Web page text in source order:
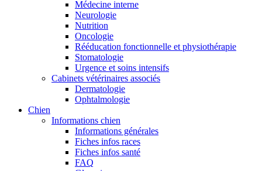
Médecine interne
Neurologie
Nutrition
Oncologie
Rééducation fonctionnelle et physiothérapie
Stomatologie
Urgence et soins intensifs
Cabinets vétérinaires associés
Dermatologie
Ophtalmologie
Chien
Informations chien
Informations générales
Fiches infos races
Fiches infos santé
FAQ